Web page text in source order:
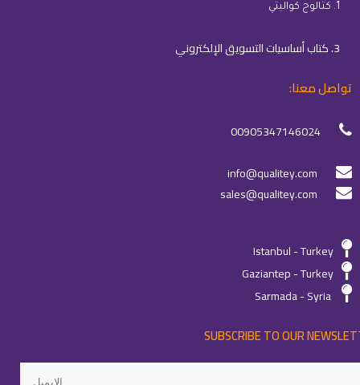
1. كتالوج كواليتي
3. كتاب أساسيات التسويق الإلكتروني
تواصل معنا:
00905347146024
info@qualitey.com
sales@qualitey.com
Istanbul - Turkey
Gaziantep - Turkey
Sarmada - Syria
SUBSCRIBE TO OUR